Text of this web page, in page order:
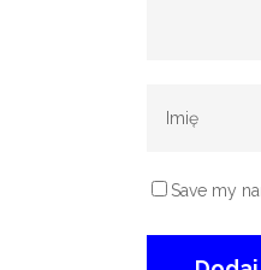
Save my